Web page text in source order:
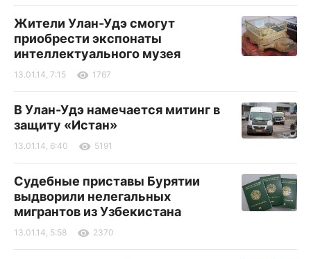
Жители Улан-Удэ смогут
приобрести экспонаты
интеллектуального музея
13.01.14, 7:15 1767
В Улан-Удэ намечается митинг в
защиту «Истан»
13.01.14, 6:40 5191
Судебные приставы Бурятии
выдворили нелегальных
мигрантов из Узбекистана
13.01.14, 5:58 2370